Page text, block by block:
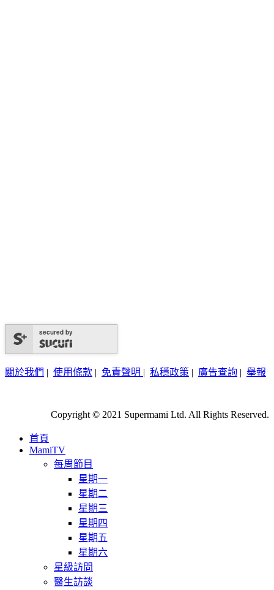
secured by
關於我們 | 使用條款 | 免責聲明 | 私穩政策 | 廣告查詢 | 舉報
Copyright © 2021 Supermami Ltd. All Rights Reserved.
首頁
MamiTV
每周節目
星期一
星期二
星期三
星期四
星期五
星期六
星級訪問
醫生訪談